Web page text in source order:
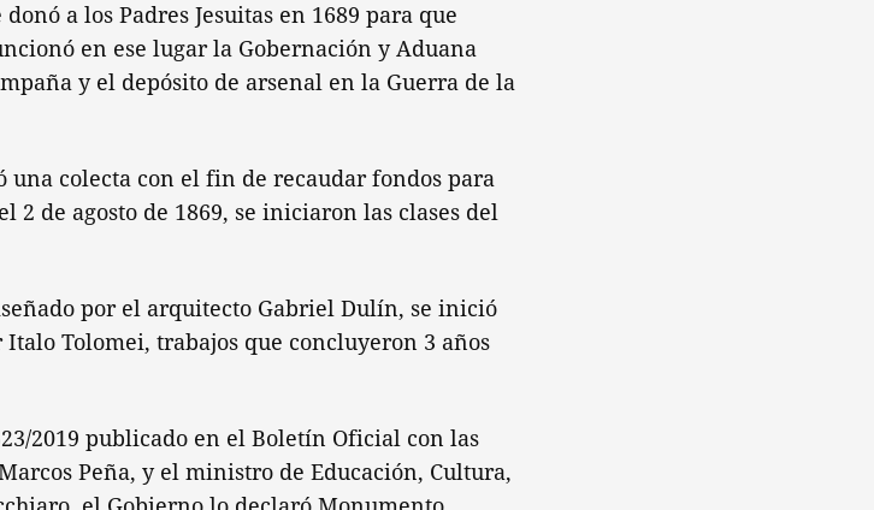
a los Padres Jesuitas en 1689 para que
en ese lugar la Gobernación y Aduana
y el depósito de arsenal en la Guerra de la
una colecta con el fin de recaudar fondos para
2 de agosto de 1869, se iniciaron las clases del
por el arquitecto Gabriel Dulín, se inició
Tolomei, trabajos que concluyeron 3 años
2019 publicado en el Boletín Oficial con las
Peña, y el ministro de Educación, Cultura,